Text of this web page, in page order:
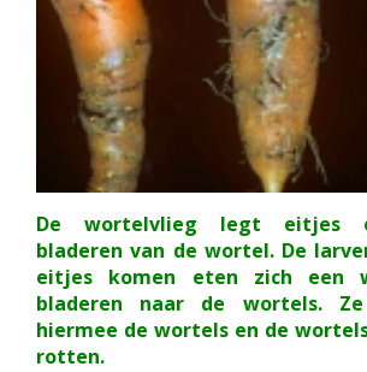
De wortelvlieg legt eitjes
bladeren van de wortel. De
eitjes komen eten zich een
bladeren naar de wortels. Ze
hiermee de wortels en de
rotten.